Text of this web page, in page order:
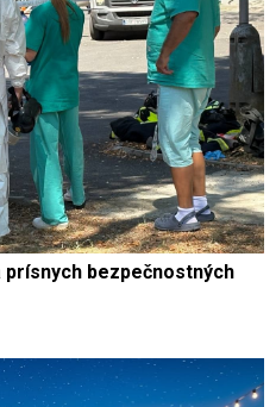
bezpečnostných